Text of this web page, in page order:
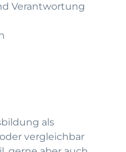
Verantwortung
als
vergleichbar